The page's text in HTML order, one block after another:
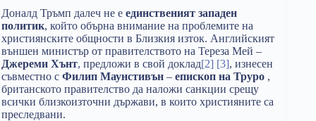
Доналд Тръмп далеч не е единственият западен
политик, който обърна внимание на проблемите на
християнските общности в Близкия изток. Английският
външен министър от правителството на Тереза Мей –
Джереми Хънт, предложи в свой доклад[2] [3], изнесен
съвместно с Филип Маунстивън – епископ на Труро ,
британското правителство да наложи санкции срещу
всички близкоизточни държави, в които християните са
преследвани.